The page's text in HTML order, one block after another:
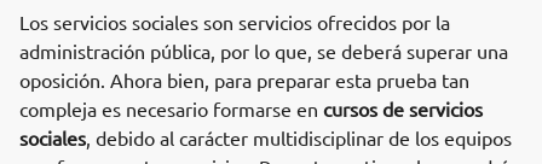
Los servicios sociales son servicios ofrecidos por la
administración pública, por lo que, se deberá superar una
oposición. Ahora bien, para preparar esta prueba tan
compleja es necesario formarse en cursos de servicios
sociales, debido al carácter multidisciplinar de los equipos